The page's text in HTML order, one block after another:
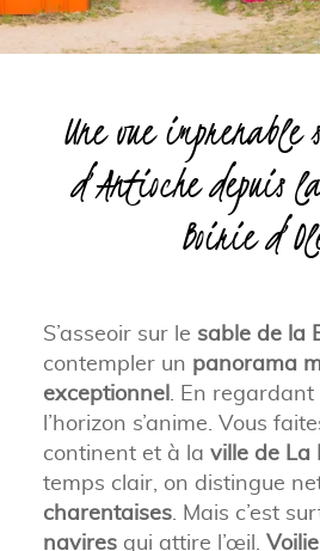
Une vue
d’Antioche depuis
Boirie
S’asseoir sur le sable de la
contempler un panorama
exceptionnel. En regardant
l’horizon s’anime. Vous
continent et à la ville de La
temps clair, on distingue
charentaises. Mais c’est
naviresqui attire l’œil.